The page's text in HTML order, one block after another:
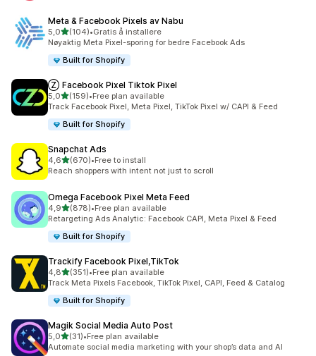
Meta & Facebook Pixels av Nabu
5,0av 5 stjerner
(104)
Totalt 104 omtaler
•Gratis å installere
Nøyaktig Meta Pixel-sporing for bedre Facebook Ads
Built for Shopify
Ⓩ Facebook Pixel Tiktok Pixel
5,0av 5 stjerner
(159)
Totalt 159 omtaler
•Free plan available
Track Facebook Pixel, Meta Pixel, TikTok Pixel w/ CAPI & Feed
Built for Shopify
Snapchat Ads
4,6av 5 stjerner
(670)
Totalt 670 omtaler
•Free to install
Reach shoppers with intent not just to scroll
Omega Facebook Pixel Meta Feed
4,9av 5 stjerner
(878)
Totalt 878 omtaler
•Free plan available
Retargeting Ads Analytic: Facebook CAPI, Meta Pixel & Feed
Built for Shopify
Trackify Facebook Pixel,TikTok
4,8av 5 stjerner
(351)
Totalt 351 omtaler
•Free plan available
Track Meta Pixels Facebook, TikTok Pixel, CAPI, Feed & Catalog
Built for Shopify
Magik Social Media Auto Post
5,0av 5 stjerner
(31)
Totalt 31 omtaler
•Free plan available
Automate social media marketing with your shop’s data and AI